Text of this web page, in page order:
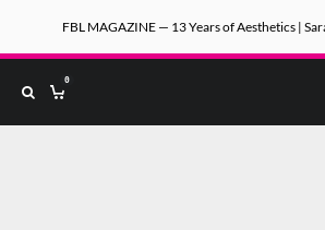
FBL MAGAZINE — 13 Years of Aesthetics |
0